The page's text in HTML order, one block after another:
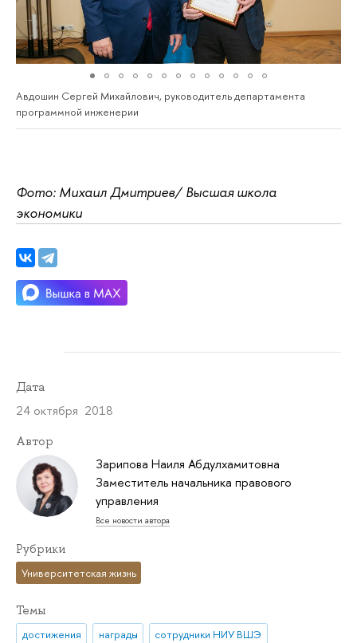
Авдошин Сергей Михайлович, руководитель департамента
программной инженерии
Фото: Михаил Дмитриев/ Высшая школа
экономики
Дата
24 октября 2018
Автор
Зарипова Наиля Абдулхамитовна
Заместитель начальника правового
управления
Все новости автора
Рубрики
Университетская жизнь
Темы
достижения награды сотрудники НИУ ВШЭ